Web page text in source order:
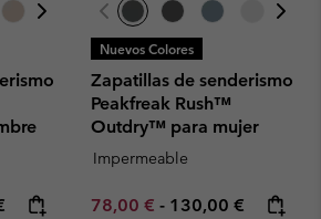
price:
Nuevos Colores
Zapatillas de senderismo
Peakfreak Rush™
Outdry™ para mujer
Impermeable
Minimum sale price:
78,00 € - Maximum price:
130,00 €